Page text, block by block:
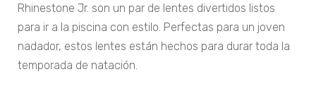
Rhinestone Jr. son un par de lentes divertidos listos
para ir a la piscina con estilo. Perfectas para un joven
nadador, estos lentes están hechos para durar toda la
temporada de natación.